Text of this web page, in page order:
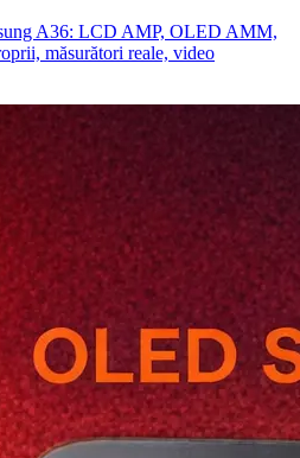
A36: LCD AMP, OLED AMM,
măsurători reale, video